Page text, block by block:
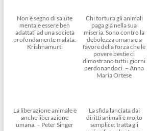
Non è segno di salute
mentale essere ben
adattati ad una società
profondamente malata.
Krishnamurti
Chi tortura gli animali
paga già nella sua
miseria. Sono contro la
debolezza umana e a
favore della forza che le
povere bestie ci
dimostrano tutti i giorni
perdonandoci. – Anna
Maria Ortese
La liberazione animale è
anche liberazione
umana. – Peter Singer
La sfida lanciata dai
diritti animali è molto
semplice: tratta gli